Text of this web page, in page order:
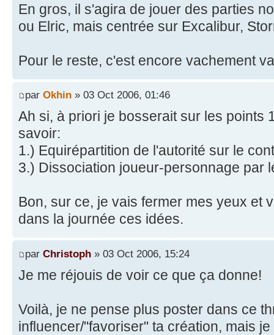
En gros, il s'agira de jouer des parties
ou Elric, mais centrée sur Excalibur,
Pour le reste, c'est encore vachement
par Okhin » 03 Oct 2006, 01:46
Ah si, à priori je bosserait sur les points
savoir:
1.) Equirépartition de l'autorité sur le
3.) Dissociation joueur-personnage par
Bon, sur ce, je vais fermer mes yeux et
dans la journée ces idées.
par Christoph » 03 Oct 2006, 15:24
Je me réjouis de voir ce que ça donne!
Voilà, je ne pense plus poster dans ce
influencer/"favoriser" ta création, mais